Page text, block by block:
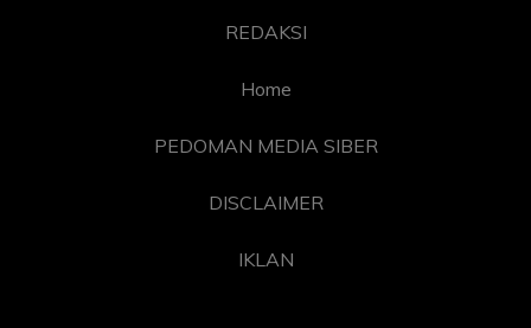
REDAKSI
Home
PEDOMAN MEDIA SIBER
DISCLAIMER
IKLAN